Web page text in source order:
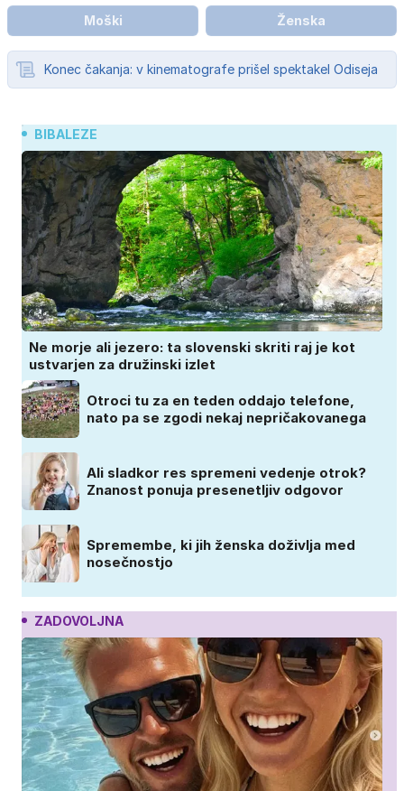
Moški Ženska
Konec čakanja: v kinematografe prišel spektakel Odiseja
BIBALEZE
Ne morje ali jezero: ta slovenski skriti raj je kot
ustvarjen za družinski izlet
Otroci tu za en teden oddajo telefone,
nato pa se zgodi nekaj nepričakovanega
Ali sladkor res spremeni vedenje otrok?
Znanost ponuja presenetljiv odgovor
Spremembe, ki jih ženska doživlja med
nosečnostjo
ZADOVOLJNA